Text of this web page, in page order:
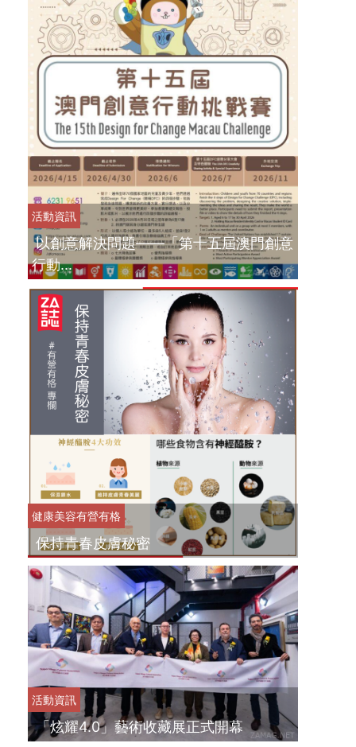
活動資訊
以創意解決問題——「第十五屆澳門創意
行動...
健康美容有營有格
保持青春皮膚秘密
活動資訊
「炫耀4.0」藝術收藏展正式開幕